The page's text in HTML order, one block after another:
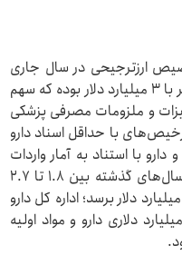
ارزترجیحی در سال جاری
اعلام کرد که ارز تخصیص‌ یافته ترجیحی به حوزه غذا و دارو برایسال ۱۴۰۵ برابر با ۳ میلیارد دلار بوده که سهم
شیرخشک، تجهیزات و ملزومات مصرفی پزشکی
حساب ترخیص‌های با حداقل اسناد دارو
با استناد به آمار واردات
چند سال اخیر می‌گوید که میزان واردات دارو و مواد اولیه فارغ از نوع ارز در سال‌های گذشته بین ۱.۸ تا ۲.۷
میلیارد دلار در نوسان بوده و پیش‌بینی می‌شود در سال ۱۴۰۵ این رقم به ۲.۲ میلیارد دلار برسد؛ اداره کل دارو
از محل ۱.۱ میلیارد دلار ارز ترجیحی، قادر به پوشش حداکثر نصف نیاز ۲.۲ میلیارد دلاری دارو و مواد اولیه